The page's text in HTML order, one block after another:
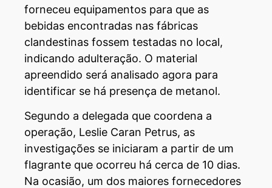
forneceu equipamentos para que as
bebidas encontradas nas fábricas
clandestinas fossem testadas no local,
indicando adulteração. O material
apreendido será analisado agora para
identificar se há presença de metanol.
Segundo a delegada que coordena a
operação, Leslie Caran Petrus, as
investigações se iniciaram a partir de um
flagrante que ocorreu há cerca de 10 dias.
Na ocasião, um dos maiores fornecedores